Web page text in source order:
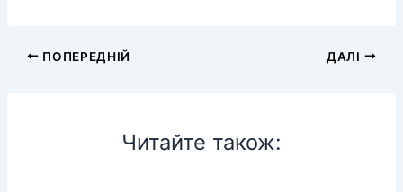
ПОПЕРЕДНІЙ ДАЛІ
Читайте також: